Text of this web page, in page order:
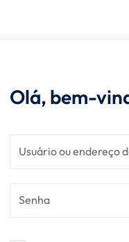
Olá, bem-